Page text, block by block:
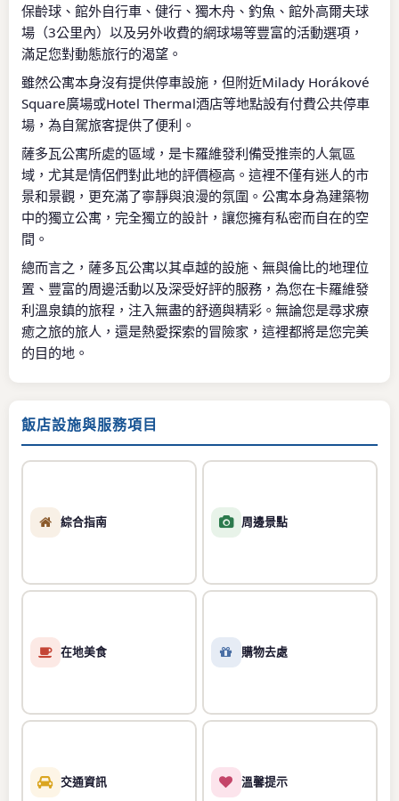
保齡球、館外自行車、健行、獨木舟、釣魚、館外高爾夫球
場（3公里內）以及另外收費的網球場等豐富的活動選項，
滿足您對動態旅行的渴望。
雖然公寓本身沒有提供停車設施，但附近Milady Horákové
Square廣場或Hotel Thermal酒店等地點設有付費公共停車
場，為自駕旅客提供了便利。
薩多瓦公寓所處的區域，是卡羅維發利備受推崇的人氣區
域，尤其是情侶們對此地的評價極高。這裡不僅有迷人的市
景和景觀，更充滿了寧靜與浪漫的氛圍。公寓本身為建築物
中的獨立公寓，完全獨立的設計，讓您擁有私密而自在的空
間。
總而言之，薩多瓦公寓以其卓越的設施、無與倫比的地理位
置、豐富的周邊活動以及深受好評的服務，為您在卡羅維發
利溫泉鎮的旅程，注入無盡的舒適與精彩。無論您是尋求療
癒之旅的旅人，還是熱愛探索的冒險家，這裡都將是您完美
的目的地。
飯店設施與服務項目
綜合指南 周邊景點
在地美食 購物去處
交通資訊 溫馨提示